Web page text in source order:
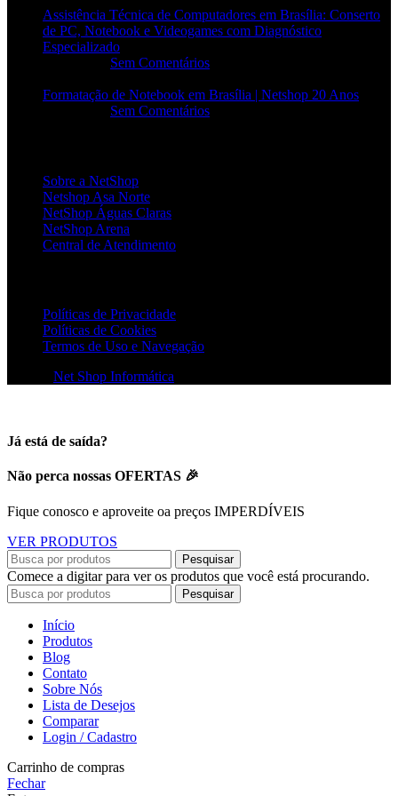
Assistência Técnica de Computadores em Brasília: Conserto
de PC, Notebook e Videogames com Diagnóstico
Especializado
Sem Comentários
Formatação de Notebook em Brasília | Netshop 20 Anos
Sem Comentários
Sobre a NetShop
Netshop Asa Norte
NetShop Águas Claras
NetShop Arena
Central de Atendimento
Políticas de Privacidade
Políticas de Cookies
Termos de Uso e Navegação
Net Shop Informática
Já está de saída?
Não perca nossas OFERTAS 🎉
Fique conosco e aproveite oa preços IMPERDÍVEIS
VER PRODUTOS
Pesquisar
Comece a digitar para ver os produtos que você está procurando.
Pesquisar
Início
Produtos
Blog
Contato
Sobre Nós
Lista de Desejos
Comparar
Login / Cadastro
Carrinho de compras
Fechar